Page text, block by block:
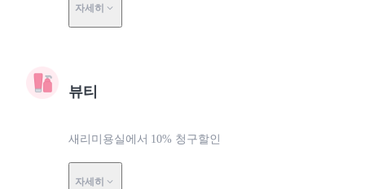
자세히
뷰티
새리미용실에서 10% 청구할인
자세히